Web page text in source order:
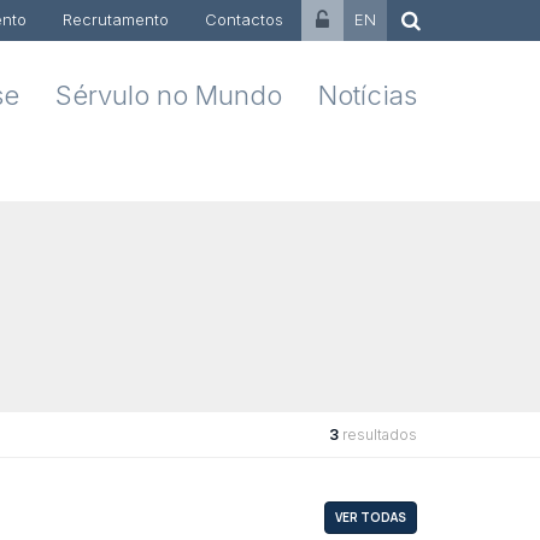
Recrutamento Contactos EN
Sérvulo no Mundo Notícias
3resultados
VER TODAS